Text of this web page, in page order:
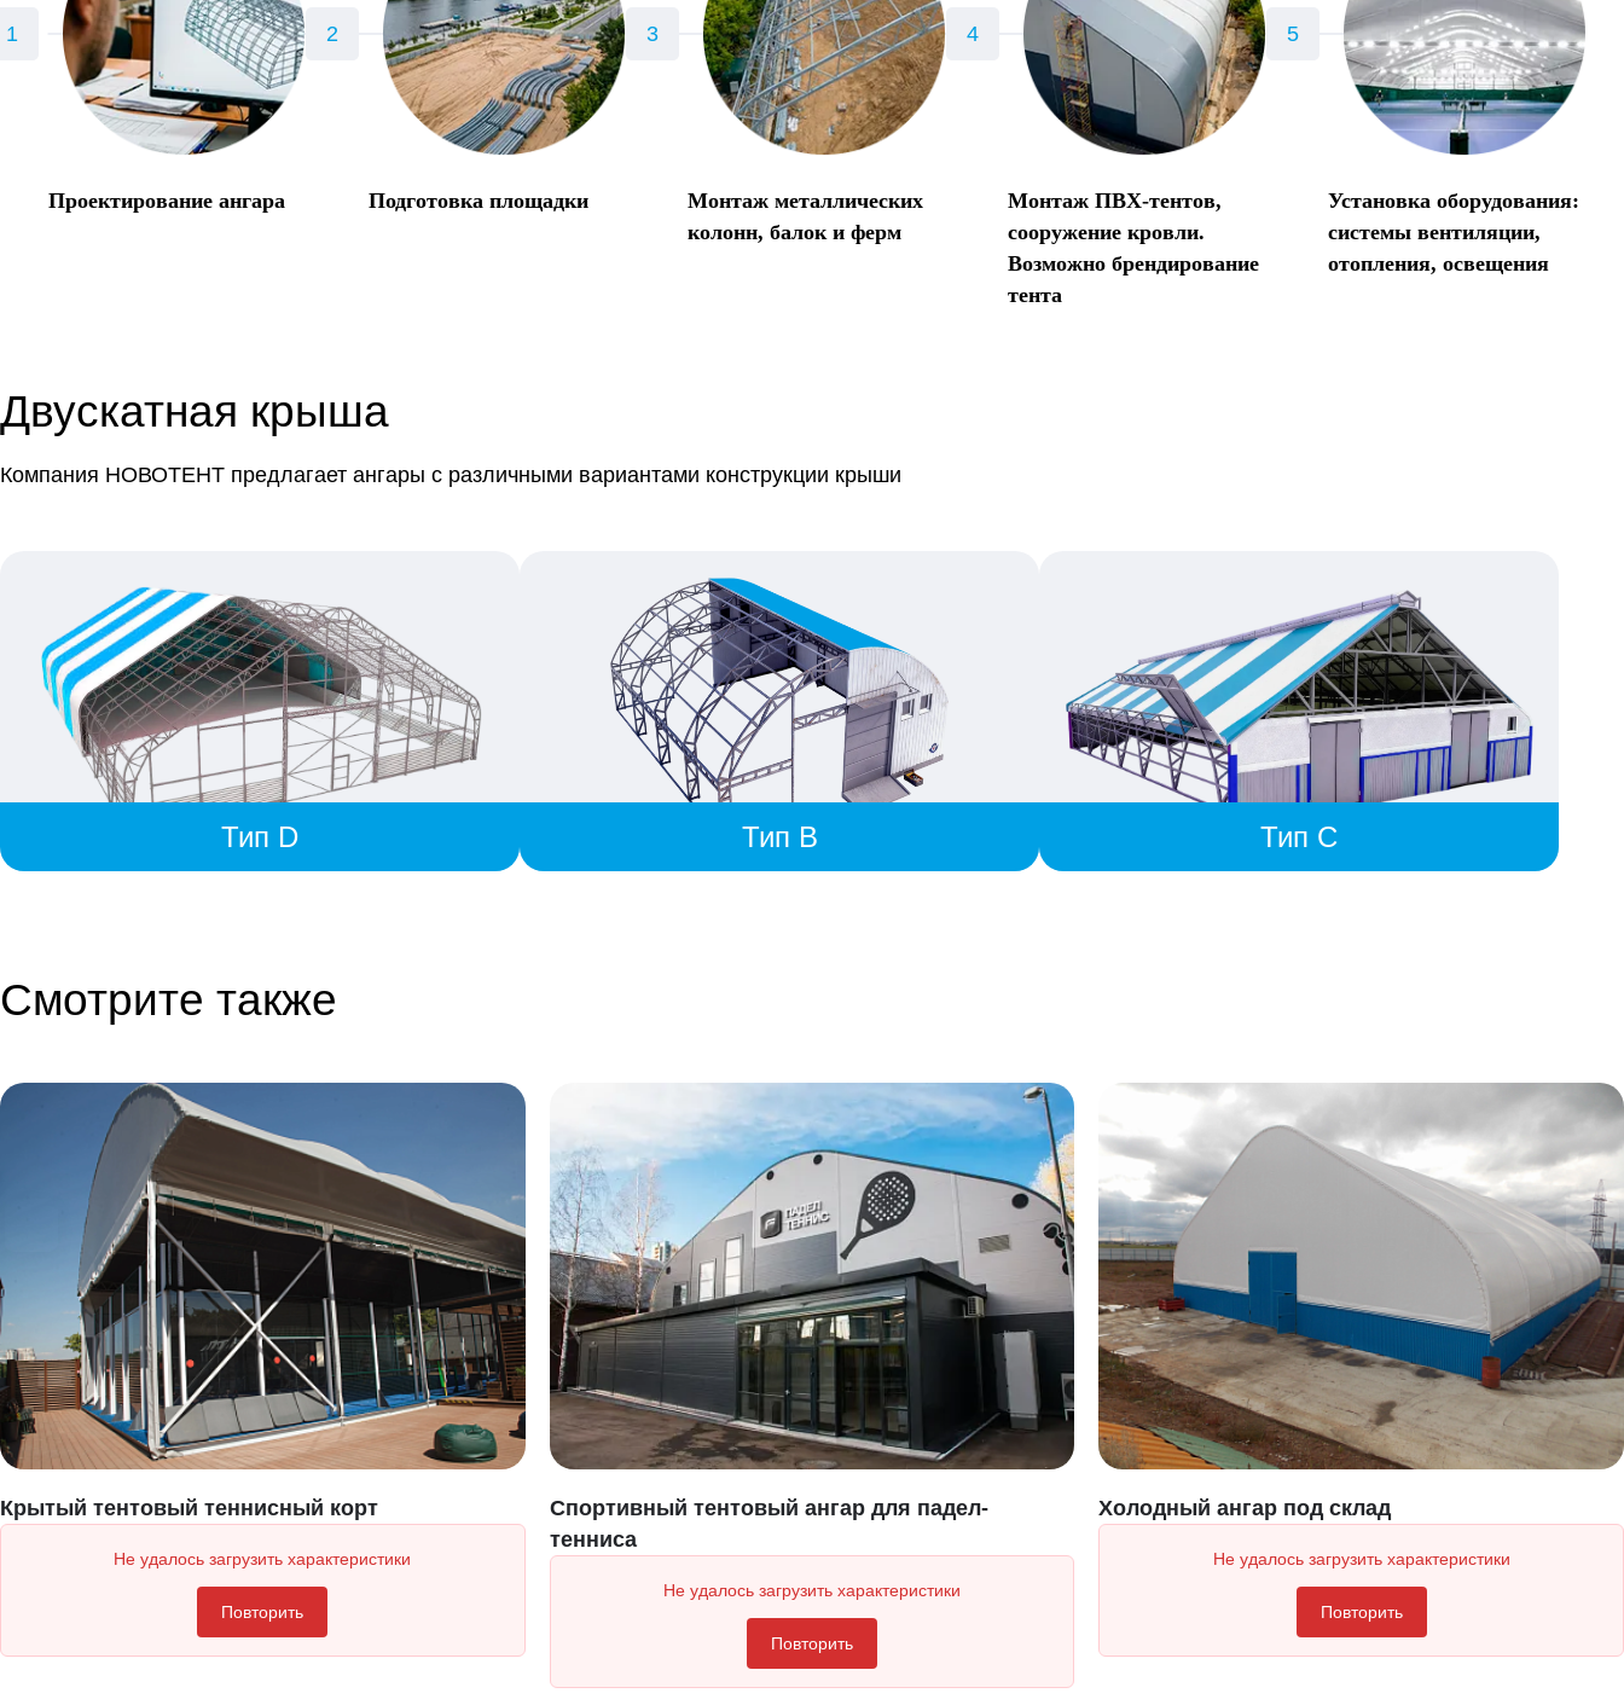
Проектирование ангара Подготовка площадки
Монтаж металлических
колонн, балок и ферм
Монтаж ПВХ-тентов,
сооружение кровли.
Возможно брендирование
тента
Установка оборудования:
системы вентиляции,
отопления, освещения
Двускатная крыша
Компания НОВОТЕНТ предлагает ангары с различными вариантами конструкции крыши
Тип D Тип B Тип C
Смотрите также
Крытый тентовый теннисный корт
Не удалось загрузить характеристики
Повторить
Спортивный тентовый ангар для падел-
тенниса
Не удалось загрузить характеристики
Повторить
Холодный ангар под склад
Не удалось загрузить характеристики
Повторить